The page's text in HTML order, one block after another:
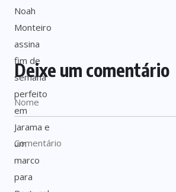
Deixe um comentário